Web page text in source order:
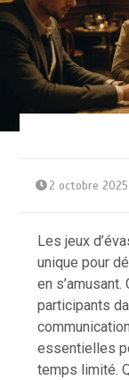
2 octobre 2025
Les jeux
unique pour
en
participants
essentielles
temps limité.